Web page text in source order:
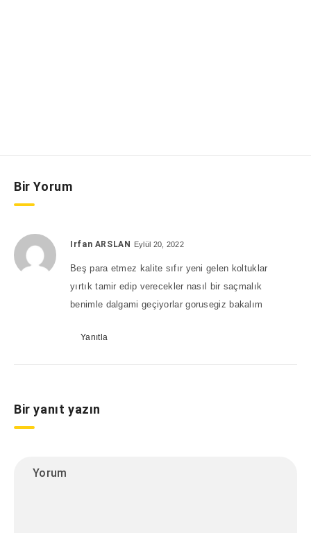
Bir Yorum
Irfan ARSLAN Eylül 20, 2022
Beş para etmez kalite sıfır yeni gelen koltuklar
yırtık tamir edip verecekler nasıl bir saçmalık
benimle dalgami geçiyorlar gorusegiz bakalım
Yanıtla
Bir yanıt yazın